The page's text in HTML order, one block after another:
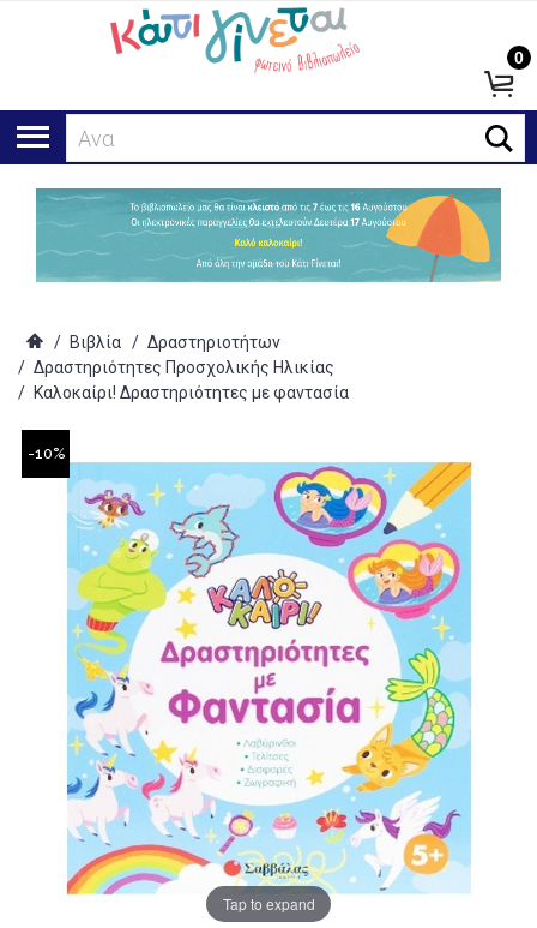
Αναζήτησ
0
/ Βιβλία / Δραστηριοτήτων
/ Δραστηριότητες Προσχολικής Ηλικίας
/ Καλοκαίρι! Δραστηριότητες με φαντασία
-10%
Tap to expand